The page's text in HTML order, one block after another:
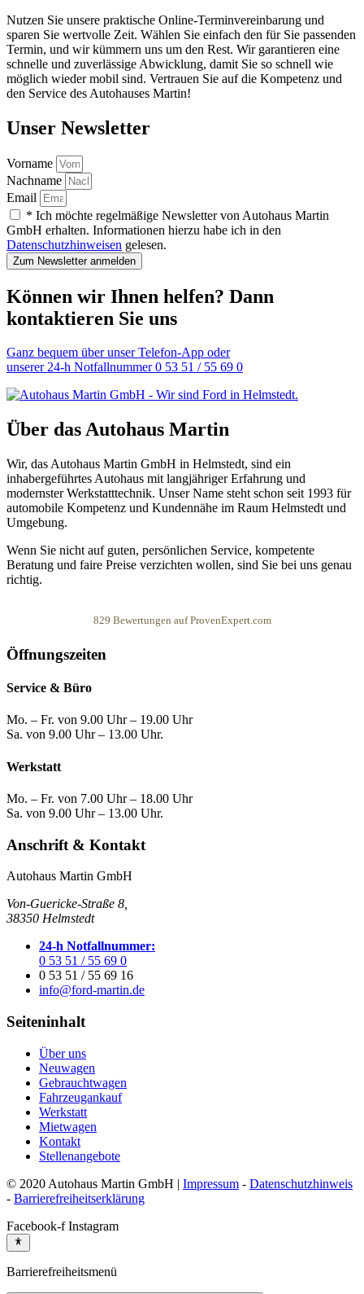
Nutzen Sie unsere praktische Online-Terminvereinbarung und
sparen Sie wertvolle Zeit. Wählen Sie einfach den für Sie passenden
Termin, und wir kümmern uns um den Rest. Wir garantieren eine
schnelle und zuverlässige Abwicklung, damit Sie so schnell wie
möglich wieder mobil sind. Vertrauen Sie auf die Kompetenz und
den Service des Autohauses Martin!
Unser Newsletter
Vorname
Nachname
Email
* Ich möchte regelmäßige Newsletter von Autohaus Martin
GmbH erhalten. Informationen hierzu habe ich in den
Datenschutzhinweisen gelesen.
Zum Newsletter anmelden
Können wir Ihnen helfen? Dann
kontaktieren Sie uns
Ganz bequem über unser Telefon-App oder
unserer 24-h Notfallnummer 0 53 51 / 55 69 0
Über das Autohaus Martin
Wir, das Autohaus Martin GmbH in Helmstedt, sind ein
inhabergeführtes Autohaus mit langjähriger Erfahrung und
modernster Werkstatttechnik. Unser Name steht schon seit 1993 für
automobile Kompetenz und Kundennähe im Raum Helmstedt und
Umgebung.
Wenn Sie nicht auf guten, persönlichen Service, kompetente
Beratung und faire Preise verzichten wollen, sind Sie bei uns genau
richtig.
829 Bewertungen auf ProvenExpert.com
Öffnungszeiten
Service & Büro
Mo. – Fr. von 9.00 Uhr – 19.00 Uhr
Sa. von 9.00 Uhr – 13.00 Uhr.
Werkstatt
Mo. – Fr. von 7.00 Uhr – 18.00 Uhr
Sa. von 9.00 Uhr – 13.00 Uhr.
Anschrift & Kontakt
Autohaus Martin GmbH
Von-Guericke-Straße 8,
38350 Helmstedt
24-h Notfallnummer:
0 53 51 / 55 69 0
0 53 51 / 55 69 16
info@ford-martin.de
Seiteninhalt
Über uns
Neuwagen
Gebrauchtwagen
Fahrzeugankauf
Werkstatt
Mietwagen
Kontakt
Stellenangebote
© 2020 Autohaus Martin GmbH | Impressum - Datenschutzhinweis
- Barrierefreiheitserklärung
Facebook-f Instagram
Barrierefreiheitsmenü